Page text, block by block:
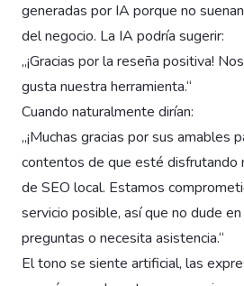
generadas por IA porque no
del negocio. La IA podría sugerir:
„¡Gracias por la reseña positiva!
gusta nuestra herramienta.“
Cuando naturalmente dirían:
„¡Muchas gracias por sus amables
contentos de que esté disfrutando
de SEO local. Estamos
servicio posible, así que no dude
preguntas o necesita asistencia.“
El tono se siente artificial, las